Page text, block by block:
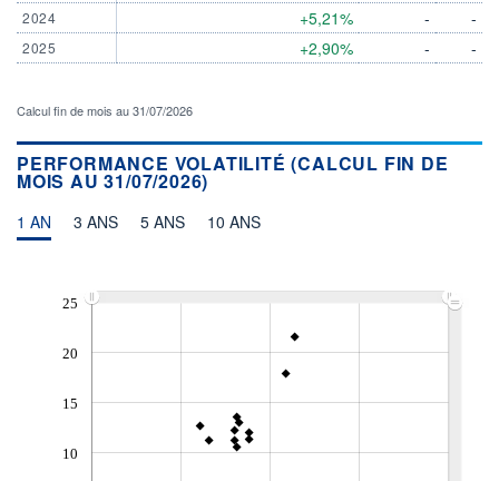
CATÉGORIE MORNINGSTAR
Obligations Autres
ÉLIGIBILITÉ
PEA PEA-PME BOURSOVIE LUX
BOURSOVIE
CTO BUSINESS
NOTATION MORNINGSTAR ⁽¹⁾
+ PORTEFEUILLE
2024
2025
+5,21%
+2,90%
-
-
-
-
Calcul fin de mois au 31/07/2026
PERFORMANCE VOLATILITÉ (CALCUL FIN DE
MOIS AU 31/07/2026)
1 AN 3 ANS 5 ANS 10 ANS
10
15
20
25